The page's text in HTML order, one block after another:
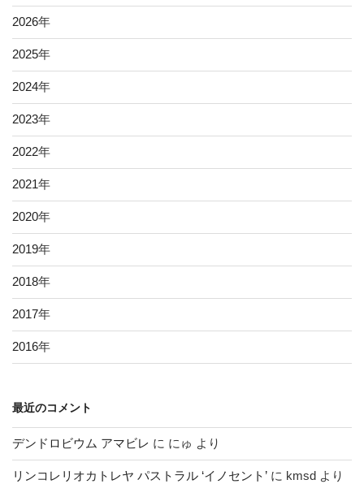
2026年
2025年
2024年
2023年
2022年
2021年
2020年
2019年
2018年
2017年
2016年
最近のコメント
デンドロビウム アマビレ に にゅ より
リンコレリオカトレヤ パストラル ‘イノセント’ に kmsd より